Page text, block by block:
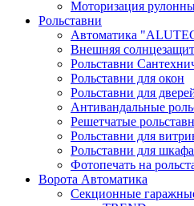
Моторизация
Рольставни
Автоматика
Внешняя
Рольставни
Рольставни для окон
Рольставни для
Антивандальные
Решетчатые
Рольставни для
Рольставни для шкафа
Фотопечать на
Ворота Автоматика
Секционные